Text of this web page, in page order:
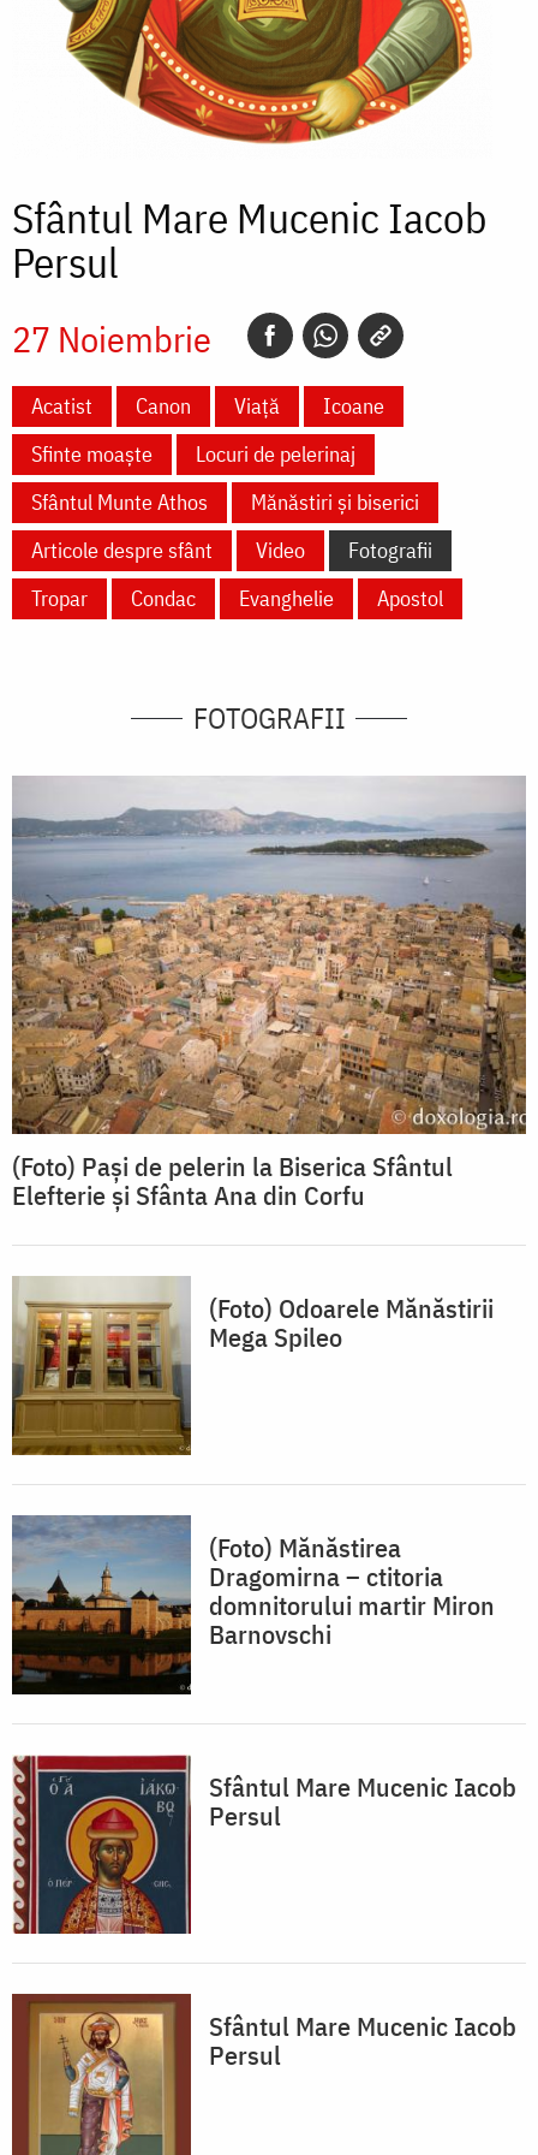
Sfântul Mare Mucenic Iacob
Persul
27 Noiembrie
Acatist Canon Viață
Icoane
Sfinte moaște
Locuri de pelerinaj
Sfântul Munte Athos
Mănăstiri și biserici
Articole despre sfânt
Video
Fotografii
Tropar
Condac Evanghelie Apostol
FOTOGRAFII
(Foto) Pași de pelerin la Biserica Sfântul
Elefterie și Sfânta Ana din Corfu
(Foto) Odoarele Mănăstirii
Mega Spileo
(Foto) Mănăstirea
Dragomirna – ctitoria
domnitorului martir Miron
Barnovschi
Sfântul Mare Mucenic Iacob
Persul
Sfântul Mare Mucenic Iacob
Persul